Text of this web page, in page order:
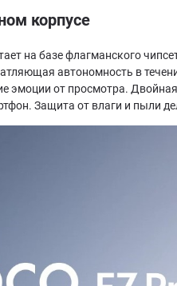
корпусе
на базе флагманского
автономность в
эмоции от просмотра.
Защита от влаги и пыли